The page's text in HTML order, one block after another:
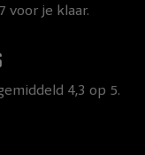
voor je klaar.
4,3 op 5.